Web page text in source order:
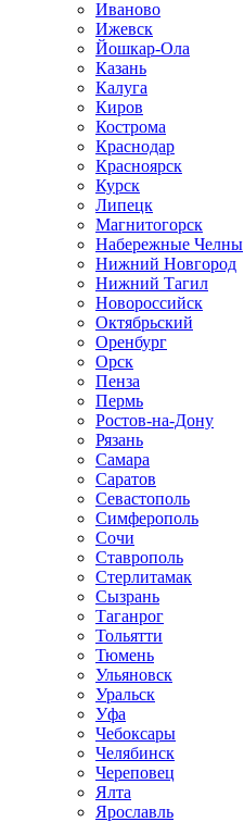
Иваново
Ижевск
Йошкар-Ола
Казань
Калуга
Киров
Кострома
Краснодар
Красноярск
Курск
Липецк
Магнитогорск
Набережные Челны
Нижний Новгород
Нижний Тагил
Новороссийск
Октябрьский
Оренбург
Орск
Пенза
Пермь
Ростов-на-Дону
Рязань
Самара
Саратов
Севастополь
Симферополь
Сочи
Ставрополь
Стерлитамак
Сызрань
Таганрог
Тольятти
Тюмень
Ульяновск
Уральск
Уфа
Чебоксары
Челябинск
Череповец
Ялта
Ярославль